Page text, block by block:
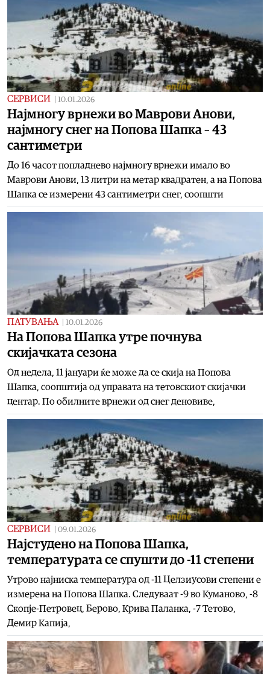
СЕРВИСИ 10.01.2026
Најмногу врнежи во Маврови Анови,
најмногу снег на Попова Шапка – 43
сантиметри
До 16 часот попладнево најмногу врнежи имало во
Маврови Анови, 13 литри на метар квадратен, а на Попова
Шапка се измерени 43 сантиметри снег, соопшти
ПАТУВАЊА 10.01.2026
На Попова Шапка утре почнува
скијачката сезона
Од недела, 11 јануари ќе може да се скија на Попова
Шапка, соопштија од управата на тетовскиот скијачки
центар. По обилните врнежи од снег деновиве,
СЕРВИСИ 09.01.2026
Најстудено на Попова Шапка,
температурата се спушти до -11 степени
Утрово најниска температура од -11 Целзиусови степени е
измерена на Попова Шапка. Следуваат -9 во Куманово, -8
Скопје-Петровец, Берово, Крива Паланка, -7 Тетово,
Демир Капија,